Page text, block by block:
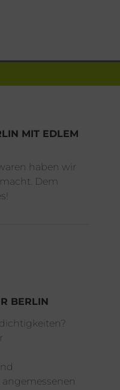
MIT EDLEM
haben wir
Dem
BERLIN